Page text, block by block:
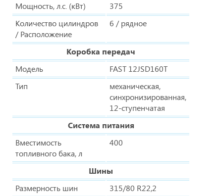
Мощность, л.с. (кВт)
375
Количество цилиндров
/ Расположение
6 / рядное
Коробка передач
Модель
FAST 12JSD160T
Тип
механическая,
синхронизированная,
12-ступенчатая
Система питания
Вместимость
топливного бака, л
400
Шины
Размерность шин
315/80 R22,2